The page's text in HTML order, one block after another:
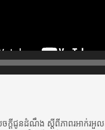
ចក្តីជូនដំណឹង ស្តី​ពីភាព​រអាក់រអួ